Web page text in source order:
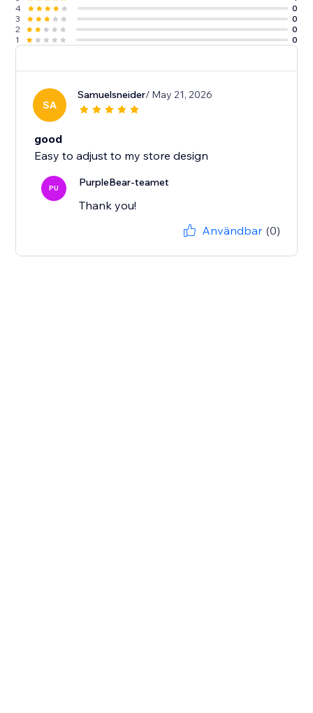
4
0
3
0
2
0
1
0
SA
Samuelsneider/ May 21, 2026
good
Easy to adjust to my store design
PU PurpleBear-teamet
Thank you!
Användbar (0)